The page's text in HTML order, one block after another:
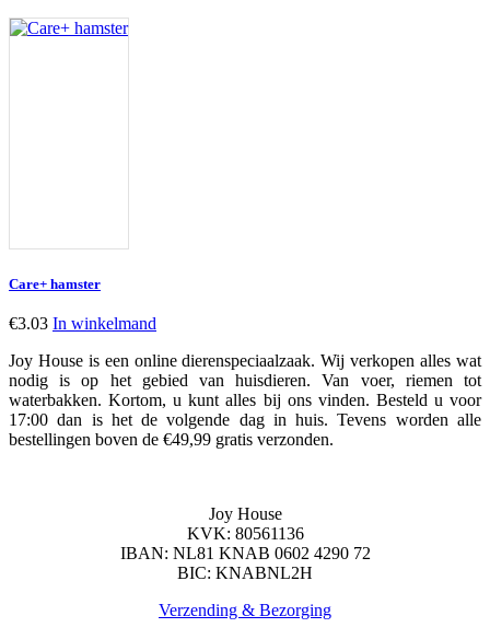
Care+ hamster
€3.03 In winkelmand
Joy House is een online dierenspeciaalzaak. Wij verkopen alles wat
nodig is op het gebied van huisdieren. Van voer, riemen tot
waterbakken. Kortom, u kunt alles bij ons vinden. Besteld u voor
17:00 dan is het de volgende dag in huis. Tevens worden alle
bestellingen boven de €49,99 gratis verzonden.
Joy House
KVK: 80561136
IBAN: NL81 KNAB 0602 4290 72
BIC: KNABNL2H
Verzending & Bezorging